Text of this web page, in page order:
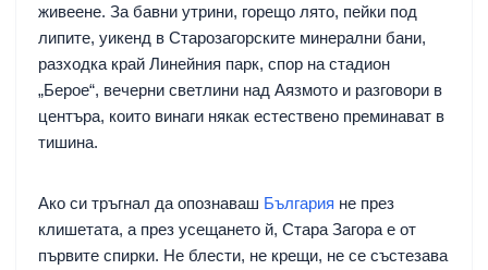
живеене. За бавни утрини, горещо лято, пейки под
липите, уикенд в Старозагорските минерални бани,
разходка край Линейния парк, спор на стадион
„Берое“, вечерни светлини над Аязмото и разговори в
центъра, които винаги някак естествено преминават в
тишина.
Ако си тръгнал да опознаваш България не през
клишетата, а през усещането й, Стара Загора е от
първите спирки. Не блести, не крещи, не се състезава